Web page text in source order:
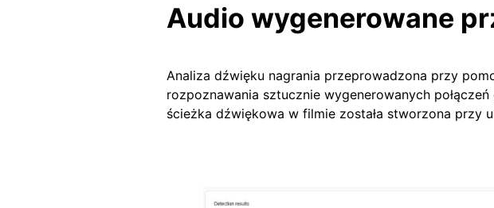
Audio wygenerowane
Analiza dźwięku nagrania przeprowadzona przy
rozpoznawania sztucznie wygenerowanych
ścieżka dźwiękowa w filmie została stworzona przy